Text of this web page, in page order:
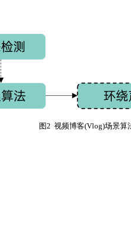
图2 视频博客(Vlog)场景算